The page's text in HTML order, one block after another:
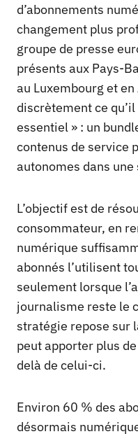
d’abonnements
changement plus
groupe de presse
présents aux Pays-
au Luxembourg et
discrètement ce
essentiel » : un
contenus de service
autonomes dans
L’objectif est de
consommateur, en
numérique
abonnés l’utilisent
seulement lorsque
journalisme reste le
stratégie repose sur
peut apporter plus
delà de celui-ci.
Environ 60 % des
désormais